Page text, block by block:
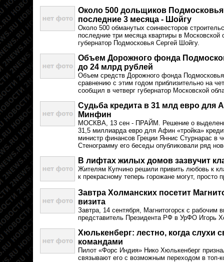
Около 500 дольщиков
последние 3 месяца - Шойгу
Около 500 обманутых соинвесторов
последние три месяца квартиры в Московской
губернатор Подмосковья Сергей Шойгу.
Объем Дорожного фонда
до 24 млрд рублей
Объем средств Дорожного фонда
сравнению с этим годом приблизительно на
сообщил в четверг губернатор Московской
Судьба кредита в 31 млд евро для
Минфин
МОСКВА, 13 сен - ПРАЙМ. Решение о
31,5 миллиарда евро для Афин «тройка»
министр финансов Греции Яннис Стурнарас в
Стенограмму его беседы опубликовали ряд
В лифтах жилых домов зазвучит
Жителям Купчино решили привить любовь к
к прекрасному теперь горожане могут, просто
Завтра Холманских посетит
визита
Завтра, 14 сентября, Магнитогорск с рабочим
представитель Президента РФ в УрФО Игорь
Хюлькенберг: лестно, когда слухи
командами
Пилот «Форс Индия» Нико Хюлькенберг
связывают его с возможным переходом в